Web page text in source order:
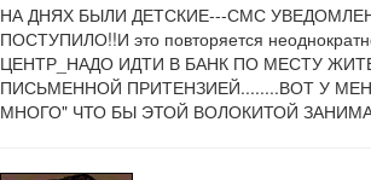
НА ДНЯХ БЫЛИ ДЕТСКИЕ---СМС
ПОСТУПИЛО!!И это повторяется
ЦЕНТР_НАДО ИДТИ В БАНК ПО МЕСТУ
ПИСЬМЕННОЙ ПРИТЕНЗИЕЙ........ВОТ У
МНОГО" ЧТО БЫ ЭТОЙ ВОЛОКИТОЙ